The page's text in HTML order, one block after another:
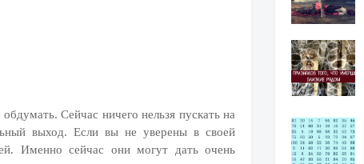
Сейчас ничего нельзя пускать на
выход. Если вы не уверены в своей
Именно сейчас они могут дать очень